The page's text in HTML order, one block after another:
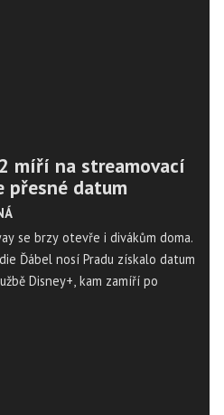
míří na streamovací
přesné datum
se brzy otevře i divákům doma.
Ďábel nosí Pradu získalo datum
Disney+, kam zamíří po